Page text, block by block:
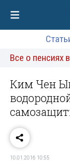
Все о пенсиях
Ким Чен
10.01.2016 10:55